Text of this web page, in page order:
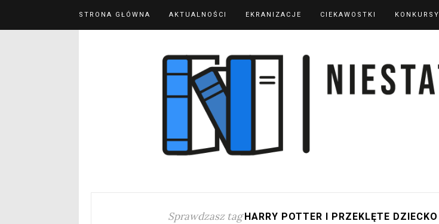
STRONA GŁÓWNA AKTUALNOŚCI EKRANIZACJE CIEKAWOSTKI KONKURSY
Sprawdzasz tag HARRY POTTER I PRZEKLĘTE DZIECKO